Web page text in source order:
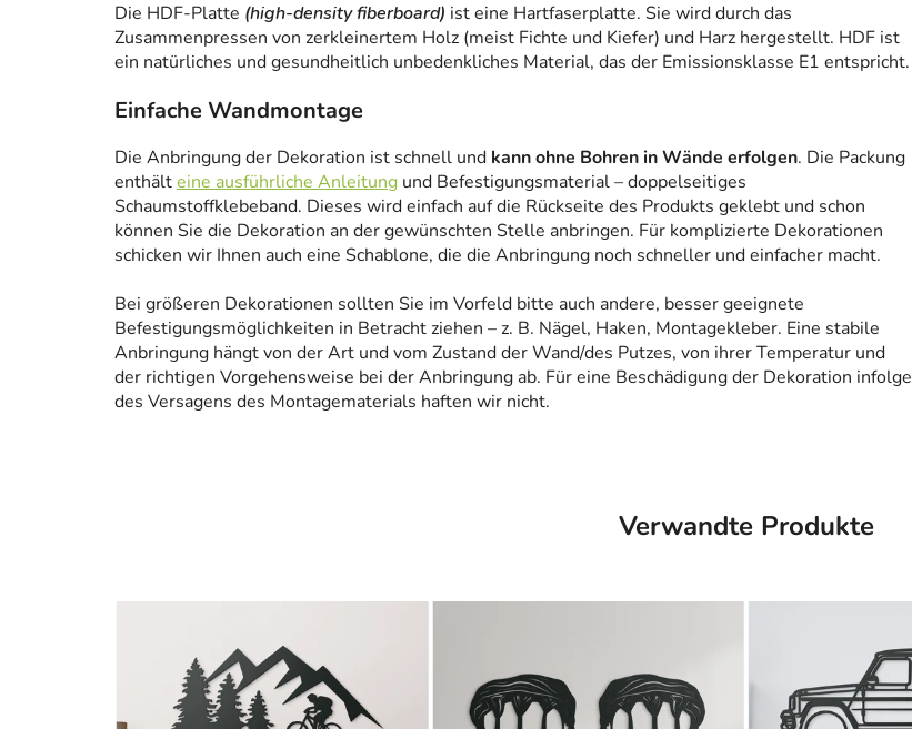
Die HDF-Platte (high-density fiberboard) ist eine Hartfaserplatte. Sie wird durch das
Zusammenpressen von zerkleinertem Holz (meist Fichte und Kiefer) und Harz hergestellt. HDF ist
ein natürliches und gesundheitlich unbedenkliches Material, das der Emissionsklasse E1 entspricht.
Einfache Wandmontage
Die Anbringung der Dekoration ist schnell und kann ohne Bohren in Wände erfolgen. Die Packung
enthälteine ausführliche Anleitung und Befestigungsmaterial – doppelseitiges
Schaumstoffklebeband. Dieses wird einfach auf die Rückseite des Produkts geklebt und schon
können Sie die Dekoration an der gewünschten Stelle anbringen. Für komplizierte Dekorationen
schicken wir Ihnen auch eine Schablone, die die Anbringung noch schneller und einfacher macht.
Bei größeren Dekorationen sollten Sie im Vorfeld bitte auch andere, besser geeignete
Befestigungsmöglichkeiten in Betracht ziehen – z. B. Nägel, Haken, Montagekleber. Eine stabile
Anbringung hängt von der Art und vom Zustand der Wand/des Putzes, von ihrer Temperatur und
der richtigen Vorgehensweise bei der Anbringung ab. Für eine Beschädigung der Dekoration infolge
des Versagens des Montagematerials haften wir nicht.
Verwandte Produkte